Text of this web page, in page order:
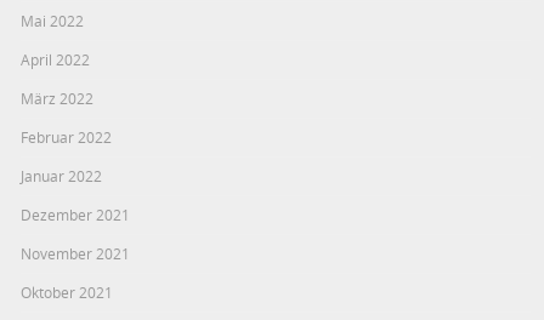
Mai 2022
April 2022
März 2022
Februar 2022
Januar 2022
Dezember 2021
November 2021
Oktober 2021